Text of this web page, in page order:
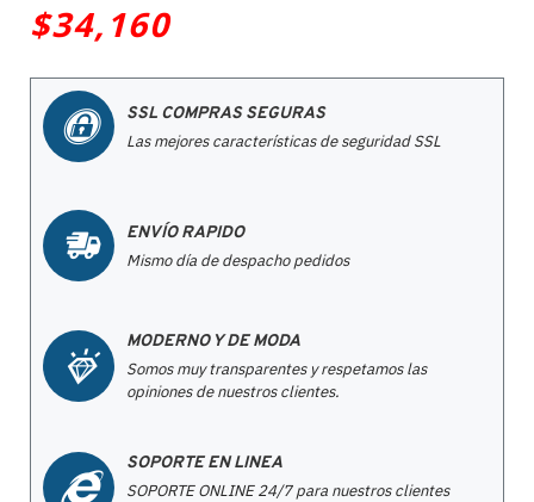
$34,160
SSL COMPRAS SEGURAS
Las mejores características de seguridad SSL
ENVÍO RAPIDO
Mismo día de despacho pedidos
MODERNO Y DE MODA
Somos muy transparentes y respetamos las
opiniones de nuestros clientes.
SOPORTE EN LINEA
SOPORTE ONLINE 24/7 para nuestros clientes